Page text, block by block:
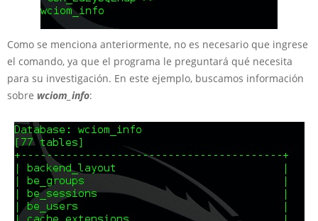
Como se menciona anteriormente, no es necesario que ingrese
el comando, ya que el programa le preguntará qué necesita
para su investigación. En este ejemplo, buscamos información
sobre wciom_info: